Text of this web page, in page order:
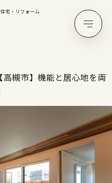
宅・リフォーム
【高槻市】機能と居心地を両